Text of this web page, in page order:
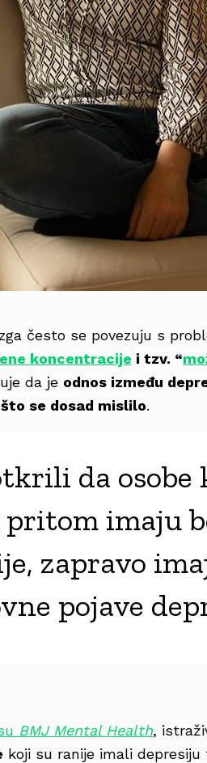
često se povezuju s
koncentracije i tzv. “
da je odnos između
se dosad mislilo.
da osobe
imaju
zapravo
pojave
BMJ Mental Health,
koji su ranije imali